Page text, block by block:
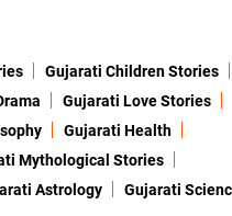
Gujarati Children Stories
Gujarati Love Stories
Gujarati Health
Mythological Stories
Astrology
Gujarati